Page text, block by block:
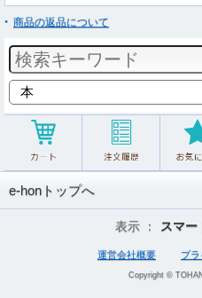
商品の返品について
e-honトップへ
表示 ： スマー
運営会社概要 プ
Copyright ©